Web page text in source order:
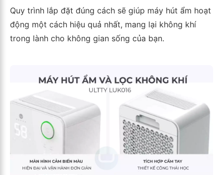
Quy trình lắp đặt đúng cách sẽ giúp máy hút ẩm hoạt
động một cách hiệu quả nhất, mang lại không khí
trong lành cho không gian sống của bạn.